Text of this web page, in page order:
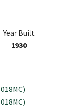
Year Built
1930